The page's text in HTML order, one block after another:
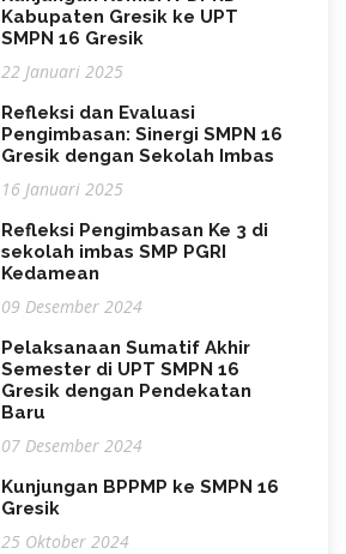
Kabupaten Gresik ke UPT
SMPN 16 Gresik
22 Januari 2025
Refleksi dan Evaluasi
Pengimbasan: Sinergi SMPN 16
Gresik dengan Sekolah Imbas
16 Januari 2025
Refleksi Pengimbasan Ke 3 di
sekolah imbas SMP PGRI
Kedamean
09 Desember 2024
Pelaksanaan Sumatif Akhir
Semester di UPT SMPN 16
Gresik dengan Pendekatan
Baru
07 Desember 2024
Kunjungan BPPMP ke SMPN 16
Gresik
25 Oktober 2024